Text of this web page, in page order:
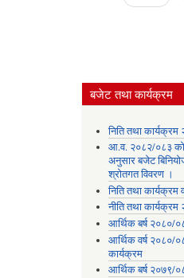
बजेट तथा कार्यक्रम
निति तथा
आ.व. २०८२/०८३ को
अनुसार बजेट
श्रोतगत विवरण ।
निति तथा
नीति तथा
आर्थिक बर्ष २०८०/
आर्थिक वर्ष २०८०/
कार्यक्रम
आर्थिक बर्ष २०७९/